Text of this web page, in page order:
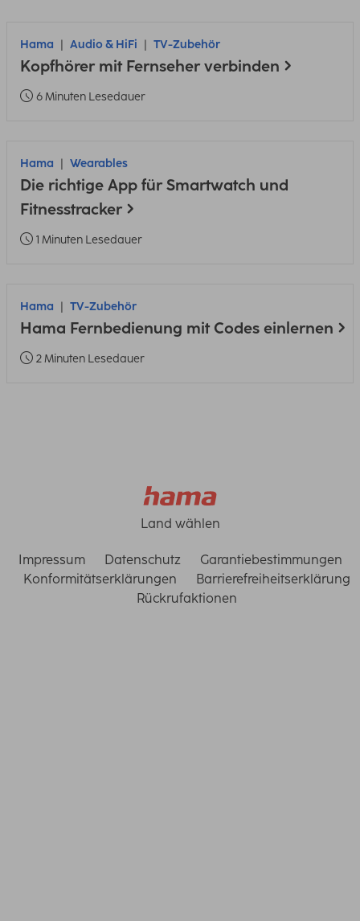
Hama Audio & HiFi TV-Zubehör
Kopfhörer mit Fernseher verbinden
6 Minuten Lesedauer
Hama Wearables
Die richtige App für Smartwatch und
Fitnesstracker
1 Minuten Lesedauer
Hama TV-Zubehör
Hama Fernbedienung mit Codes einlernen
2 Minuten Lesedauer
Land wählen
Impressum Datenschutz
Garantiebestimmungen
Konformitätserklärungen
Barrierefreiheitserklärung
Rückrufaktionen